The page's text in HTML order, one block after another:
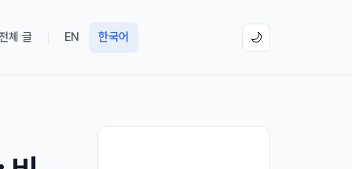
체 글 EN 한국어 🌙